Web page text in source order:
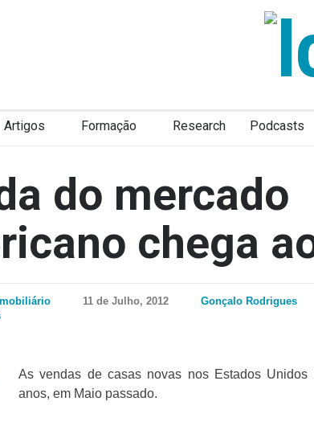
Artigos Formação Research Podcasts
do mercado
chega
11 de Julho, 2012 Gonçalo Rodrigues
As vendas de casas novas nos Estados Unidos
anos, em Maio passado.